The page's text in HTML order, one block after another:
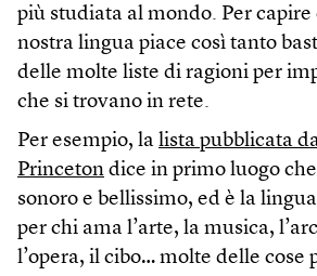
più studiata al mondo. Per capire
nostra lingua piace così tanto
delle molte liste di ragioni per
che si trovano in rete.
Per esempio, la lista pubblicata
Princeton dice in primo luogo
sonoro e bellissimo, ed è la
per chi ama l’arte, la musica,
l’opera, il cibo… molte delle cose